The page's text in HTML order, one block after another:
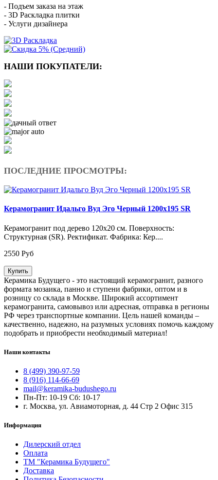
- Подъем заказа на этаж
- 3D Раскладка плитки
- Услуги дизайнера
НАШИ ПОКУПАТЕЛИ:
ПОСЛЕДНИЕ ПРОСМОТРЫ:
Керамогранит Идальго Вуд Эго Черный 1200х195 SR
Керамогранит под дерево 120х20 см. Поверхность:
Структурная (SR). Ректификат. Фабрика: Кер....
2550 Руб
Купить
Керамика Будущего - это настоящий керамогранит, разного
формата мозаика, панно и ступени фабрики, оптом и в
розницу со склада в Москве. Широкий ассортимент
керамогранита, самовывоз или адресная, отправка в регионы
РФ через транспортные компании. Цель нашей команды –
качественно, надежно, на разумных условиях помочь каждому
подобрать и приобрести необходимый материал!
Наши контакты
8 (499) 390-97-59
8 (916) 114-66-69
mail@keramika-budushego.ru
Пн-Пт: 10-19 Сб: 10-17
г. Москва, ул. Авиамоторная, д. 44 Стр 2 Офис 315
Информация
Дилерский отдел
Оплата
ТМ "Керамика Будущего"
Доставка